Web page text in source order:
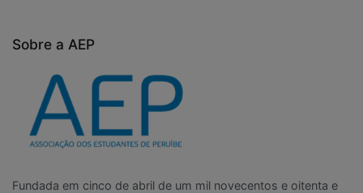
Sobre a AEP
Fundada em cinco de abril de um mil novecentos e oitenta e